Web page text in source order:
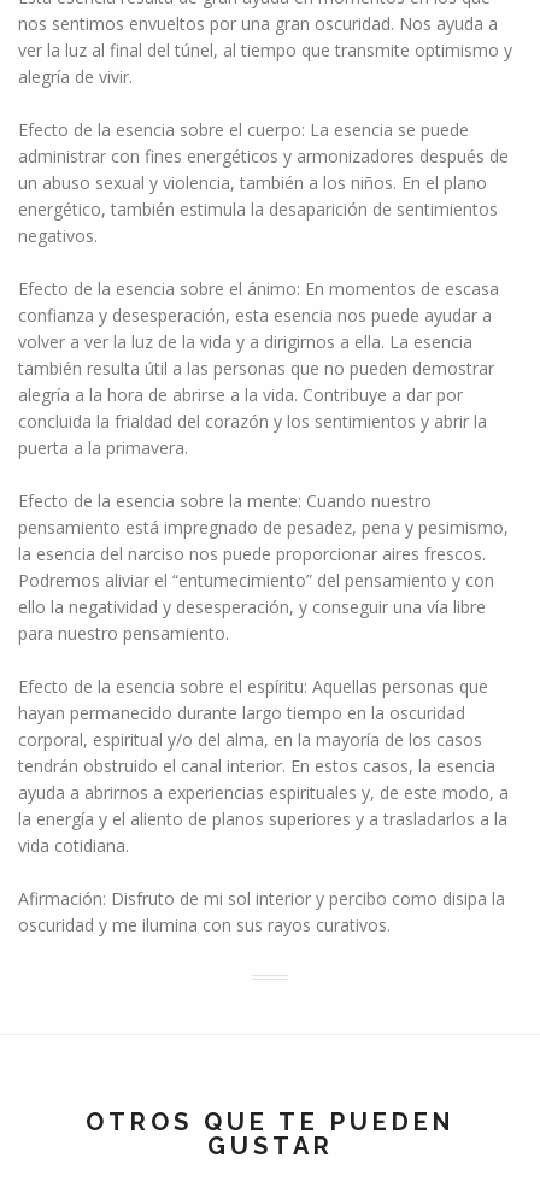
nos sentimos envueltos por una gran oscuridad. Nos ayuda a
ver la luz al final del túnel, al tiempo que transmite optimismo y
alegría de vivir.
Efecto de la esencia sobre el cuerpo: La esencia se puede
administrar con fines energéticos y armonizadores después de
un abuso sexual y violencia, también a los niños. En el plano
energético, también estimula la desaparición de sentimientos
negativos.
Efecto de la esencia sobre el ánimo: En momentos de escasa
confianza y desesperación, esta esencia nos puede ayudar a
volver a ver la luz de la vida y a dirigirnos a ella. La esencia
también resulta útil a las personas que no pueden demostrar
alegría a la hora de abrirse a la vida. Contribuye a dar por
concluida la frialdad del corazón y los sentimientos y abrir la
puerta a la primavera.
Efecto de la esencia sobre la mente: Cuando nuestro
pensamiento está impregnado de pesadez, pena y pesimismo,
la esencia del narciso nos puede proporcionar aires frescos.
Podremos aliviar el “entumecimiento” del pensamiento y con
ello la negatividad y desesperación, y conseguir una vía libre
para nuestro pensamiento.
Efecto de la esencia sobre el espíritu: Aquellas personas que
hayan permanecido durante largo tiempo en la oscuridad
corporal, espiritual y/o del alma, en la mayoría de los casos
tendrán obstruido el canal interior. En estos casos, la esencia
ayuda a abrirnos a experiencias espirituales y, de este modo, a
la energía y el aliento de planos superiores y a trasladarlos a la
vida cotidiana.
Afirmación: Disfruto de mi sol interior y percibo como disipa la
oscuridad y me ilumina con sus rayos curativos.
OTROS QUE TE PUEDEN
GUSTAR